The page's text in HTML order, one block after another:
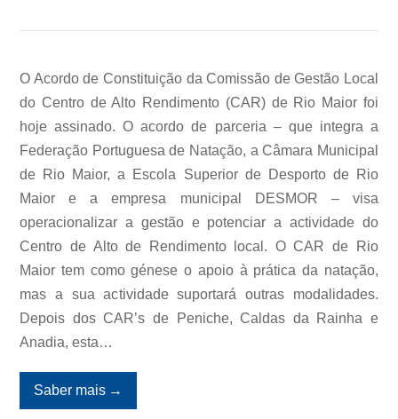
O Acordo de Constituição da Comissão de Gestão Local
do Centro de Alto Rendimento (CAR) de Rio Maior foi
hoje assinado. O acordo de parceria – que integra a
Federação Portuguesa de Natação, a Câmara Municipal
de Rio Maior, a Escola Superior de Desporto de Rio
Maior e a empresa municipal DESMOR – visa
operacionalizar a gestão e potenciar a actividade do
Centro de Alto de Rendimento local. O CAR de Rio
Maior tem como génese o apoio à prática da natação,
mas a sua actividade suportará outras modalidades.
Depois dos CAR’s de Peniche, Caldas da Rainha e
Anadia, esta…
Saber mais →